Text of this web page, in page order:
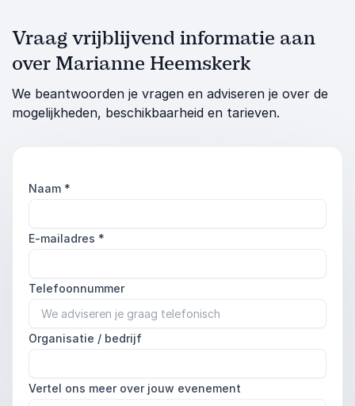
Vraag vrijblijvend informatie aan
over Marianne Heemskerk
We beantwoorden je vragen en adviseren je over de
mogelijkheden, beschikbaarheid en tarieven.
Naam *
E-mailadres *
Telefoonnummer
Organisatie / bedrijf
Vertel ons meer over jouw evenement